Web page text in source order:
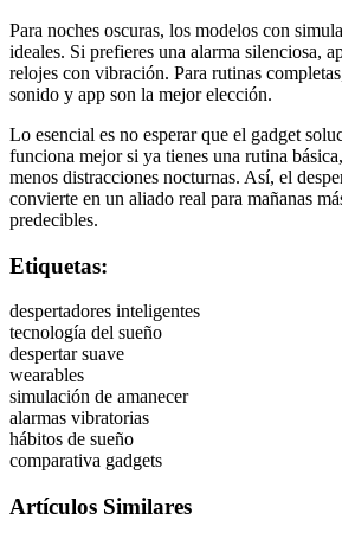
Para noches oscuras, los modelos con
ideales. Si prefieres una alarma silenciosa,
relojes con vibración. Para rutinas
sonido y app son la mejor elección.
Lo esencial es no esperar que el gadget
funciona mejor si ya tienes una rutina
menos distracciones nocturnas. Así, el
convierte en un aliado real para mañanas
predecibles.
Etiquetas:
despertadores inteligentes
tecnología del sueño
despertar suave
wearables
simulación de amanecer
alarmas vibratorias
hábitos de sueño
comparativa gadgets
Artículos Similares